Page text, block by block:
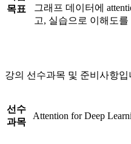
목표
그래프 데이터에
고, 실습으로 이해도를
강의 선수과목 및 준비사항입
선수
과목
Attention for Deep